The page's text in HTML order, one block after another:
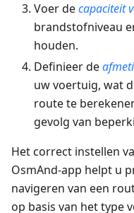
Voer decapaciteit
brandstofniveau
houden.
Definieer de
uw voertuig, wat
route te
gevolg van
Het correct instellen
OsmAnd-app helpt u
navigeren van een
op basis van het type